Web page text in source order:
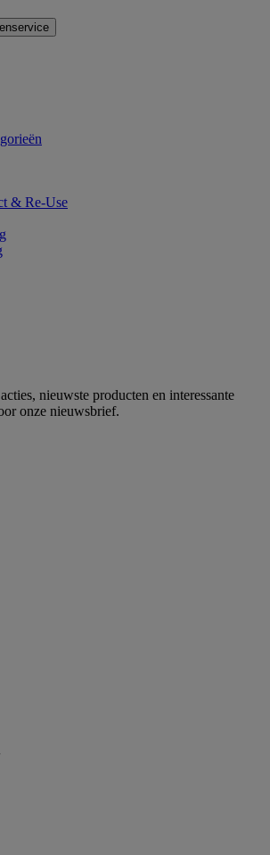
& Re-Use
nieuwste producten en interessante
onze nieuwsbrief.